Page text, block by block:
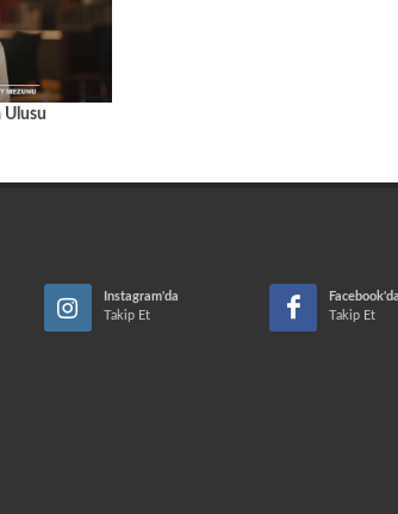
Ulusu
Instagram'da
Takip Et
Facebook'da
Takip Et